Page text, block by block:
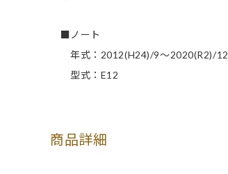
■ノート
年式：2012(H24)/9～2020(R2)/12
型式：E12
商品詳細